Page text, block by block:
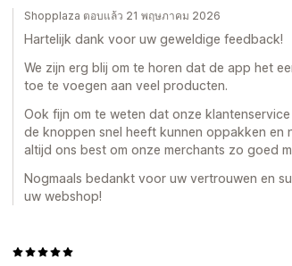
Shopplaza ตอบแล้ว 21 พฤษภาคม 2026
Hartelijk dank voor uw geweldige feedback!
We zijn erg blij om te horen dat de app het
toe te voegen aan veel producten.
Ook fijn om te weten dat onze
de knoppen snel heeft kunnen oppakken en
altijd ons best om onze merchants zo goed
Nogmaals bedankt voor uw vertrouwen en
uw webshop!